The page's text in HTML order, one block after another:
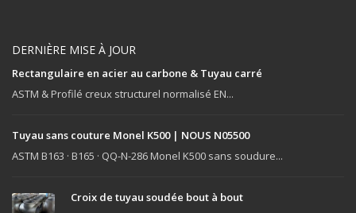
DERNIÈRE MISE À JOUR
Rectangulaire en acier au carbone & Tuyau carré
ASTM & Profilé creux structurel normalisé EN...
Tuyau sans couture Monel K500 | NOUS N05500
ASTM B163 · B165 · QQ-N-286 Monel K500 sans soudure...
Croix de tuyau soudée bout à bout